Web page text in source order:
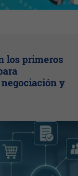
los primeros
y